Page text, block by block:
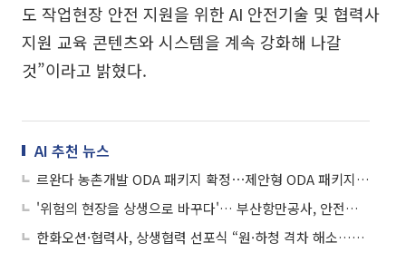
도 작업현장 안전 지원을 위한 AI 안전기술 및 협력사
지원 교육 콘텐츠와 시스템을 계속 강화해 나갈
것”이라고 밝혔다.
AI 추천 뉴스
르완다 농촌개발 ODA 패키지 확정⋯제안형 ODA 패키지 선제 발굴
'위험의 현장을 상생으로 바꾸다'… 부산항만공사, 안전보건 협력사업 우수사례 선정
한화오션·협력사, 상생협력 선포식 “원·하청 격차 해소…성과 공유”